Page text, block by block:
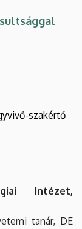
szakértő
Intézet,
tanár, DE